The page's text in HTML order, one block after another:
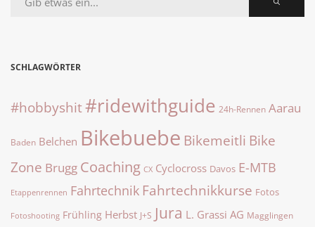
SCHLAGWÖRTER
#hobbyshit#ridewithguide 24h-Rennen Aarau
Baden Belchen Bikebuebe Bikemeitli Bike
Zone Brugg Coaching CX Cyclocross Davos E-MTB
Etappenrennen Fahrtechnik Fahrtechnikkurse Fotos
Fotoshooting Frühling Herbst J+S Jura L. Grassi AG Magglingen